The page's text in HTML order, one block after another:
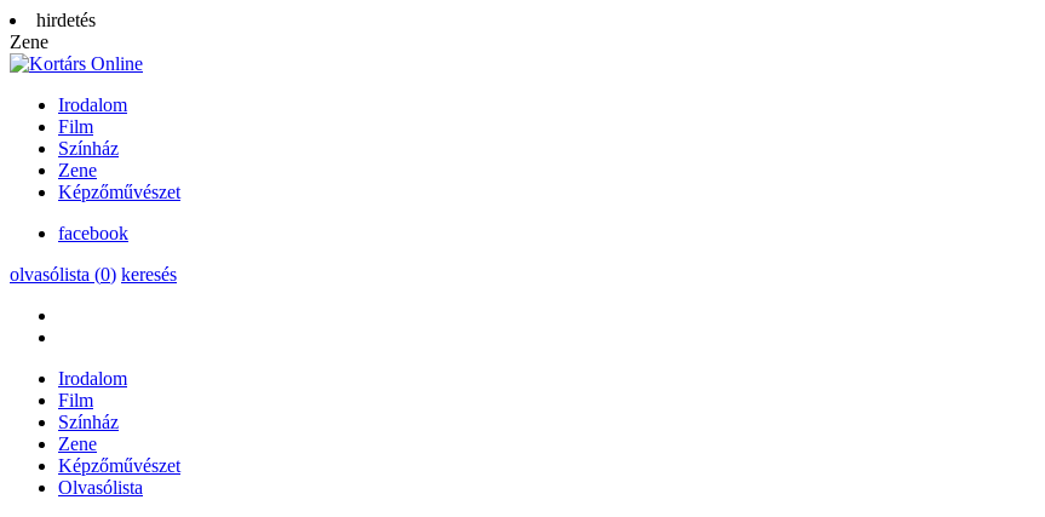
hirdetés
Zene
Irodalom
Film
Színház
Zene
Képzőművészet
facebook
olvasólista (0) keresés
Irodalom
Film
Színház
Zene
Képzőművészet
Olvasólista